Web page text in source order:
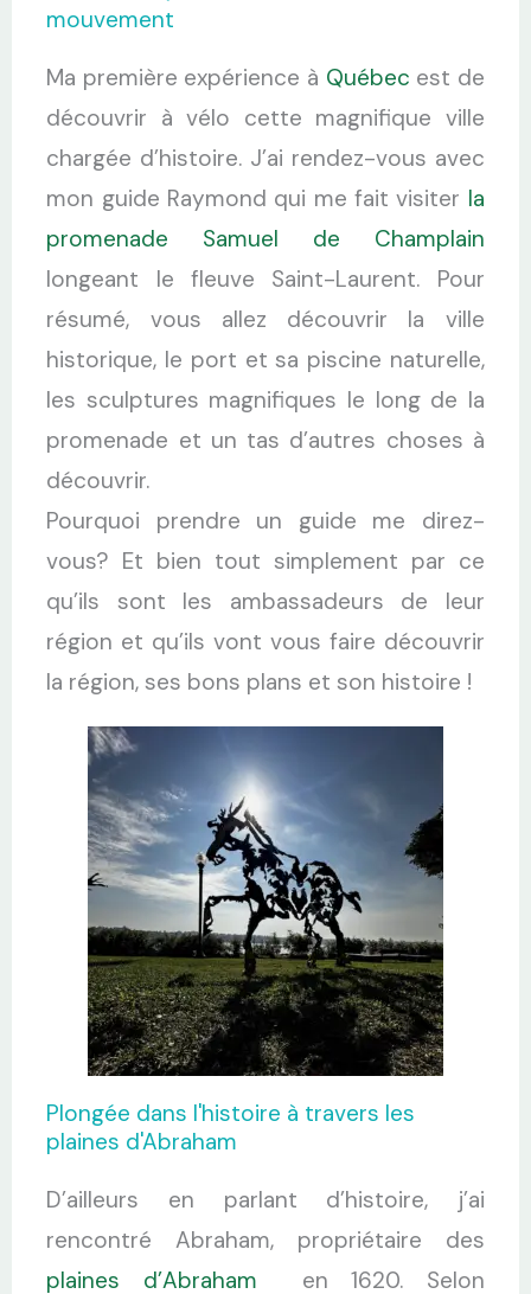
mouvement
Ma première expérience à Québec est de
découvrir à vélo cette magnifique ville
chargée d’histoire. J’ai rendez-vous avec
mon guide Raymond qui me fait visiter la
promenade Samuel de Champlain
longeant le fleuve Saint-Laurent. Pour
résumé, vous allez découvrir la ville
historique, le port et sa piscine naturelle,
les sculptures magnifiques le long de la
promenade et un tas d’autres choses à
découvrir.
Pourquoi prendre un guide me direz-
vous? Et bien tout simplement par ce
qu’ils sont les ambassadeurs de leur
région et qu’ils vont vous faire découvrir
la région, ses bons plans et son histoire !
Plongée dans l'histoire à travers les
plaines d'Abraham
D’ailleurs en parlant d’histoire, j’ai
rencontré Abraham, propriétaire des
plaines d’Abraham en 1620. Selon